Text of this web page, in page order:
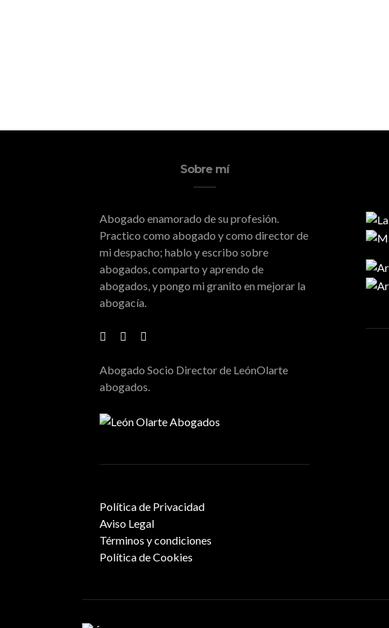
Sobre mí
Abogado enamorado de su profesión.
Practico como abogado y como director de
mi despacho; hablo y escribo sobre
abogados, comparto y aprendo de
abogados, y pongo mi granito en mejorar la
abogacía.
Abogado Socio Director de LeónOlarte
abogados.
Política de Privacidad
Aviso Legal
Términos y condiciones
Política de Cookies